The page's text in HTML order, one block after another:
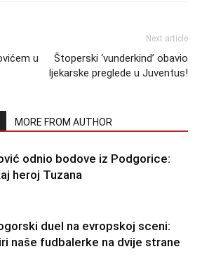
u
Next article
Štoperski ‘vunderkind’ obavio
ljekarske preglede u Juventus!
MORE FROM AUTHOR
odnio bodove iz Podgorice:
heroj Tuzana
duel na evropskoj sceni:
naše fudbalerke na dvije strane